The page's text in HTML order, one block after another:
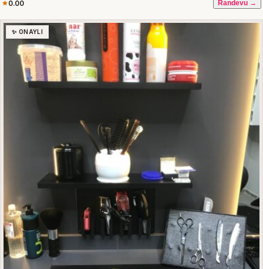
0.00 Randevu →
✨ ONAYLI